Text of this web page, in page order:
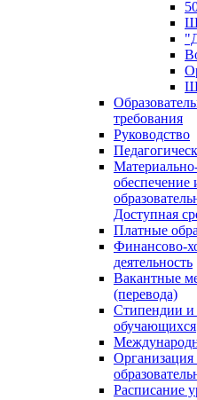
требования
Руководство
обеспечение
Доступная
Платные
Финансово-
деятельность
Вакантные
(перевода)
Стипендии
обучающихся
Организация
Расписание